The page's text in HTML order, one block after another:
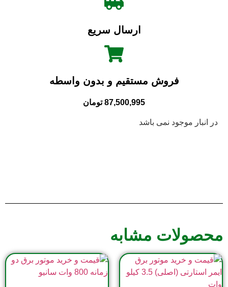
ارسال سریع
فروش مستقیم و بدون واسطه
87,500,995 تومان
در انبار موجود نمی باشد
محصولات مشابه